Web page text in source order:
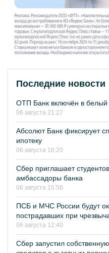
Последние новости
ОТП Банк включён в
06 августа 21:27
Абсолют Банк фиксирует
ипотеку
06 августа 16:20
Сбер приглашает
амбассадоры банка
06 августа 15:56
ПСБ и МЧС России будут
пострадавших при
06 августа 12:40
Сбер запустил